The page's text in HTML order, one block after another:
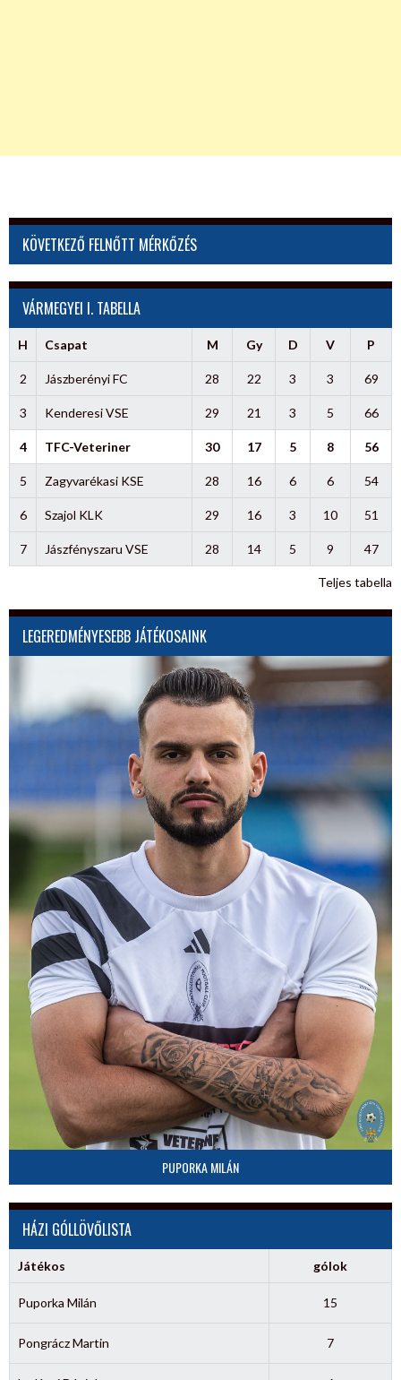
KÖVETKEZŐ FELNŐTT MÉRKŐZÉS
VÁRMEGYEI I. TABELLA
H Csapat M Gy D V P
2 Jászberényi FC 28 22 3 3 69
3 Kenderesi VSE 29 21 3 5 66
4 TFC-Veteriner 30 17 5 8 56
5 Zagyvarékasi KSE 28 16 6 6 54
6 Szajol KLK 29 16 3 10 51
7 Jászfényszaru VSE 28 14 5 9 47
Teljes tabella
LEGEREDMÉNYESEBB JÁTÉKOSAINK
PUPORKA MILÁN
HÁZI GÓLLÖVŐLISTA
Játékos gólok
Puporka Milán 15
Pongrácz Martin 7